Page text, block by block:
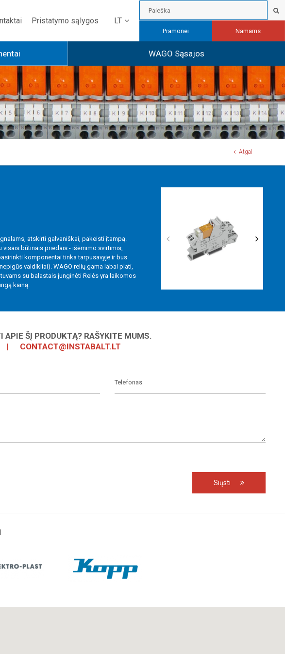
Pristatymo sąlygos LT
Pramonei Namams
WAGO Sąsajos
Atgal
atskirti galvaniškai, pakeisti įtampą.
būtinais priedais - išėmimo svirtimis,
komponentai tinka tarpusavyje ir bus
valdikliai). WAGO relių gama labai plati,
su balastais junginėti Relės yra laikomos
kainą.
APIE ŠĮ PRODUKTĄ? RAŠYKITE MUMS.
| CONTACT@INSTABALT.LT
Siųsti